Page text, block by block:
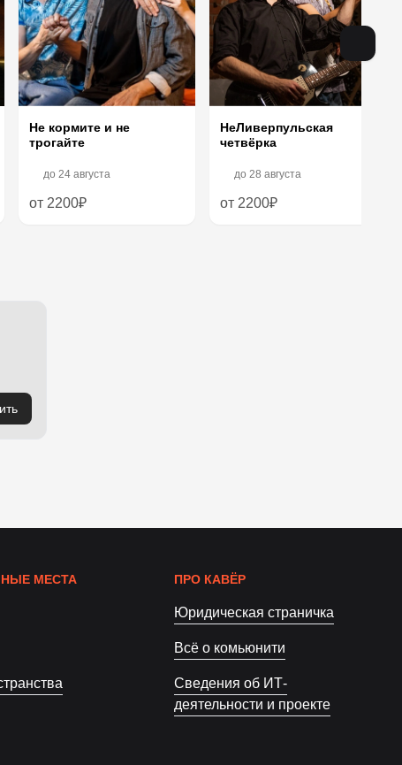
Не кормите и не
трогайте
до 24 августа
от 2200₽
НеЛиверпульская
четвёрка
до 28 августа
от 2200₽
МЕСТА ПРО КАВЁР
Юридическая страничка
Всё о комьюнити
Сведения об ИТ-
деятельности и проекте